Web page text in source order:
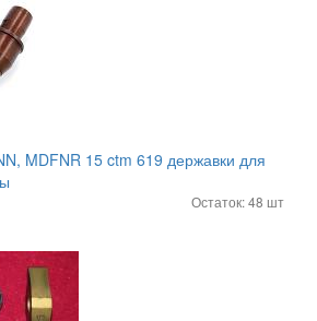
MDFNR 15 ctm 619 державки для
Остаток: 48 шт